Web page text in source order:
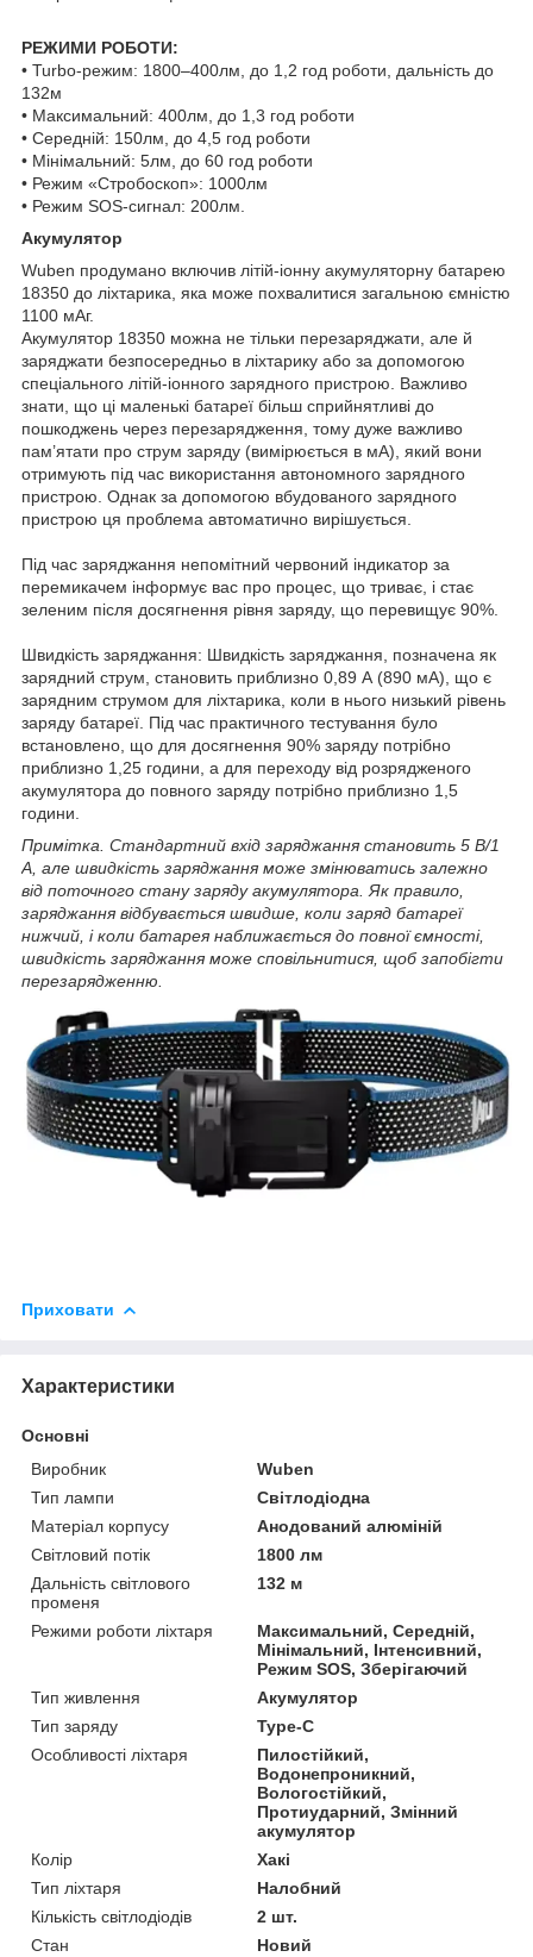
РЕЖИМИ РОБОТИ:
• Turbo-режим: 1800–400лм, до 1,2 год роботи, дальність до
132м
• Максимальний: 400лм, до 1,3 год роботи
• Середній: 150лм, до 4,5 год роботи
• Мінімальний: 5лм, до 60 год роботи
• Режим «Стробоскоп»: 1000лм
• Режим SOS-сигнал: 200лм.
Акумулятор
Wuben продумано включив літій-іонну акумуляторну батарею
18350 до ліхтарика, яка може похвалитися загальною ємністю
1100 мАг.
Акумулятор 18350 можна не тільки перезаряджати, але й
заряджати безпосередньо в ліхтарику або за допомогою
спеціального літій-іонного зарядного пристрою. Важливо
знати, що ці маленькі батареї більш сприйнятливі до
пошкоджень через перезарядження, тому дуже важливо
пам’ятати про струм заряду (вимірюється в мА), який вони
отримують під час використання автономного зарядного
пристрою. Однак за допомогою вбудованого зарядного
пристрою ця проблема автоматично вирішується.
Під час заряджання непомітний червоний індикатор за
перемикачем інформує вас про процес, що триває, і стає
зеленим після досягнення рівня заряду, що перевищує 90%.
Швидкість заряджання: Швидкість заряджання, позначена як
зарядний струм, становить приблизно 0,89 А (890 мА), що є
зарядним струмом для ліхтарика, коли в нього низький рівень
заряду батареї. Під час практичного тестування було
встановлено, що для досягнення 90% заряду потрібно
приблизно 1,25 години, а для переходу від розрядженого
акумулятора до повного заряду потрібно приблизно 1,5
години.
Примітка. Стандартний вхід заряджання становить 5 В/1
А, але швидкість заряджання може змінюватись залежно
від поточного стану заряду акумулятора. Як правило,
заряджання відбувається швидше, коли заряд батареї
нижчий, і коли батарея наближається до повної ємності,
швидкість заряджання може сповільнитися, щоб запобігти
перезарядженню.
Приховати
Характеристики
Основні
Виробник
Wuben
Тип лампи
Світлодіодна
Матеріал корпусу
Анодований алюміній
Світловий потік
1800 лм
Дальність світлового
променя
132 м
Режими роботи ліхтаря
Максимальний, Середній,
Мінімальний, Інтенсивний,
Режим SOS, Зберігаючий
Тип живлення
Акумулятор
Тип заряду
Type-C
Особливості ліхтаря
Пилостійкий,
Водонепроникний,
Вологостійкий,
Протиударний, Змінний
акумулятор
Колір
Хакі
Тип ліхтаря
Налобний
Кількість світлодіодів
2 шт.
Стан
Новий